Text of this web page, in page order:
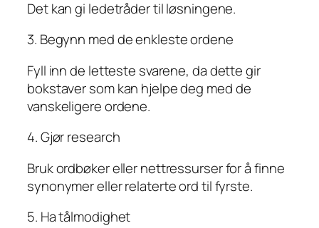
Det kan gi ledetråder til løsningene.
3. Begynn med de enkleste ordene
Fyll inn de letteste svarene, da dette gir
bokstaver som kan hjelpe deg med de
vanskeligere ordene.
4. Gjør research
Bruk ordbøker eller nettressurser for å finne
synonymer eller relaterte ord til fyrste.
5. Ha tålmodighet